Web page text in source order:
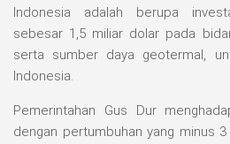
Indonesia adalah berupa
sebesar 1,5 miliar dolar pada
serta sumber daya geotermal,
Indonesia.
Pemerintahan Gus Dur
dengan pertumbuhan yang minus